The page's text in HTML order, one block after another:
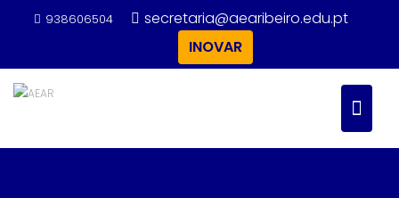
938606504
secretaria@aearibeiro.edu.pt
INOVAR